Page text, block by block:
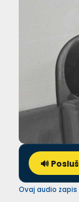
🔊
Ovaj audio